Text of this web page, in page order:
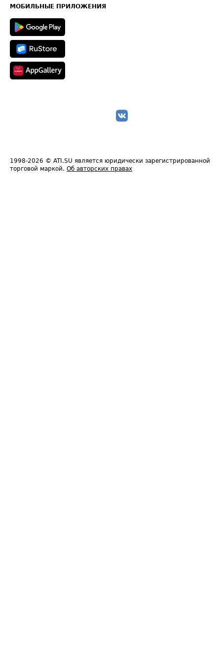
Техническая информация
МОБИЛЬНЫЕ ПРИЛОЖЕНИЯ
1998-2026 © ATI.SU является юридически зарегистрированной
торговой маркой. Об авторских правах